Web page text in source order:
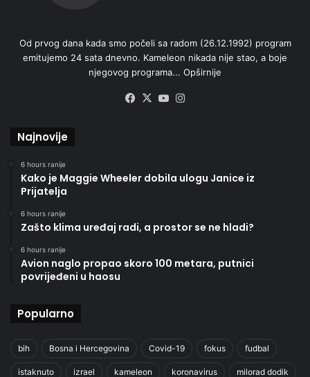
Od prvog dana kada smo počeli sa radom (26.12.1992) program
emitujemo 24 sata dnevno. Kameleon nikada nije stao, a boje
njegovog programa... Opširnije
Facebook
X YouTube
Najnovije
6 hours ranije
Kako je Maggie Wheeler dobila ulogu Janice iz
Prijatelja
6 hours ranije
Zašto klima uređaj radi, a prostor se ne hladi?
6 hours ranije
Avion naglo propao skoro 100 metara, putnici
povrijeđeni u haosu
Popularno
bih Bosna i Hercegovina Covid-19 fokus fudbal
istaknuto izrael kameleon koronavirus milorad dodik